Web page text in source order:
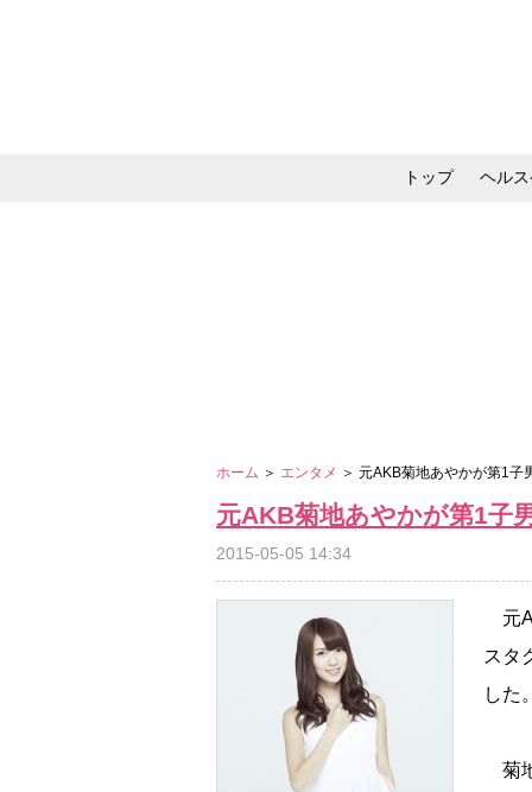
トップ ヘル
ホーム ＞ エンタメ ＞ 元AKB菊地あやかが第1
元AKB菊地あやかが第1子
2015-05-05 14:34
元
スタ
した
菊